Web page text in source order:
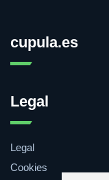
cupula.es
Legal
Legal
Cookies